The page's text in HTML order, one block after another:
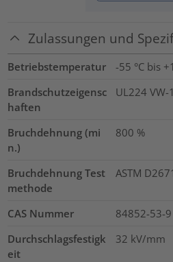
Zulassungen und
Betriebstemperatur
-55 °C bis
Brandschutzeigensc
haften
UL224 VW-1
Bruchdehnung (mi
n.)
800 %
Bruchdehnung Test
methode
ASTM D2671
CAS Nummer
84852-53-9
Durchschlagsfestigk
eit
32 kV/mm